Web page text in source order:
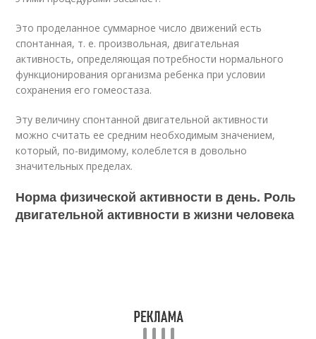
Это проделанное суммарное число движений есть
спонтанная, т. е. произвольная, двигательная
активность, определяющая потребности нормального
функционирования организма ребенка при условии
сохранения его гомеостаза.
Эту величину спонтанной двигательной активности
можно считать ее средним необходимым значением,
который, по-видимому, колеблется в довольно
значительных пределах.
Норма физической активности в день. Роль
двигательной активности в жизни человека